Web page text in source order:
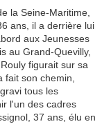
la Seine-Maritime,
ans, il a derrière lui
aux Jeunesses
au Grand-Quevilly,
figurait sur sa
fait son chemin,
tous les
l'un des cadres
37 ans, élu en